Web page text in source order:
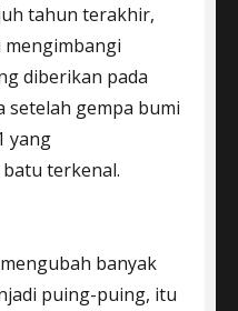
tahun terakhir,
diberikan pada
setelah gempa bumi
yang
terkenal.
banyak
puing-puing, itu